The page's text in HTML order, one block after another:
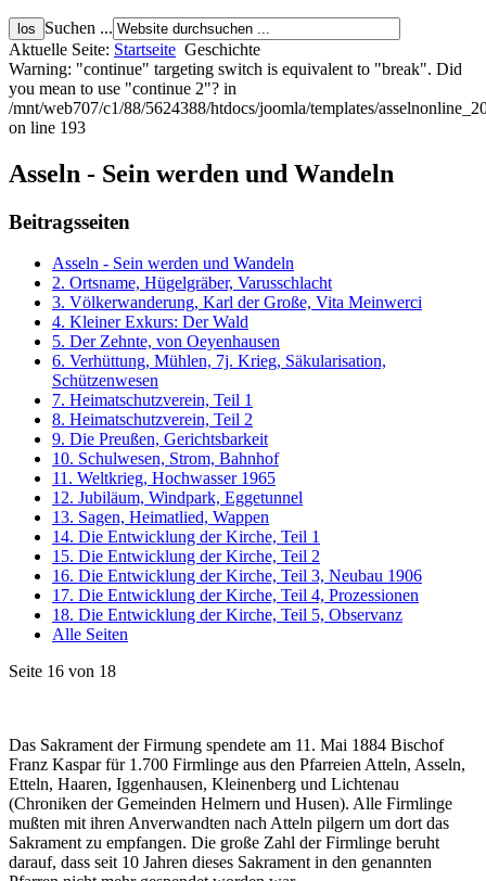
Suchen ...
Aktuelle Seite: Startseite Geschichte
Warning: "continue" targeting switch is equivalent to "break". Did
you mean to use "continue 2"? in
/mnt/web707/c1/88/5624388/htdocs/joomla/templates/
on line 193
Asseln - Sein werden und Wandeln
Beitragsseiten
Asseln - Sein werden und Wandeln
2. Ortsname, Hügelgräber, Varusschlacht
3. Völkerwanderung, Karl der Große, Vita Meinwerci
4. Kleiner Exkurs: Der Wald
5. Der Zehnte, von Oeyenhausen
6. Verhüttung, Mühlen, 7j. Krieg, Säkularisation,
Schützenwesen
7. Heimatschutzverein, Teil 1
8. Heimatschutzverein, Teil 2
9. Die Preußen, Gerichtsbarkeit
10. Schulwesen, Strom, Bahnhof
11. Weltkrieg, Hochwasser 1965
12. Jubiläum, Windpark, Eggetunnel
13. Sagen, Heimatlied, Wappen
14. Die Entwicklung der Kirche, Teil 1
15. Die Entwicklung der Kirche, Teil 2
16. Die Entwicklung der Kirche, Teil 3, Neubau 1906
17. Die Entwicklung der Kirche, Teil 4, Prozessionen
18. Die Entwicklung der Kirche, Teil 5, Observanz
Alle Seiten
Seite 16 von 18
Das Sakrament der Firmung spendete am 11. Mai 1884 Bischof
Franz Kaspar für 1.700 Firmlinge aus den Pfarreien Atteln, Asseln,
Etteln, Haaren, Iggenhausen, Kleinenberg und Lichtenau
(Chroniken der Gemeinden Helmern und Husen). Alle Firmlinge
mußten mit ihren Anverwandten nach Atteln pilgern um dort das
Sakrament zu empfangen. Die große Zahl der Firmlinge beruht
darauf, dass seit 10 Jahren dieses Sakrament in den genannten